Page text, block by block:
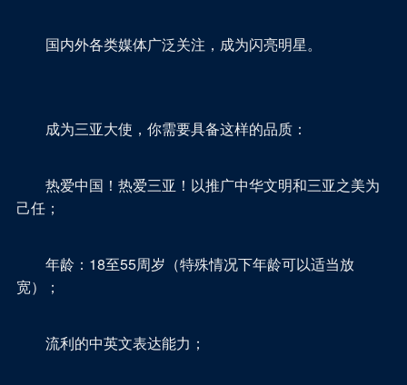
国内外各类媒体广泛关注，成为闪亮明星。
成为三亚大使，你需要具备这样的品质：
热爱中国！热爱三亚！以推广中华文明和三亚之美为
己任；
年龄：18至55周岁（特殊情况下年龄可以适当放
宽）；
流利的中英文表达能力；